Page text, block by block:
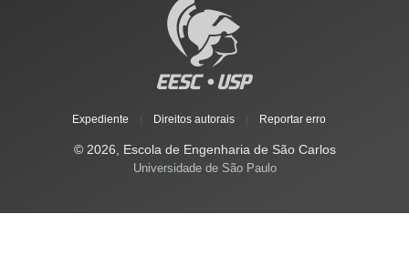
Expediente Direitos autorais Reportar erro
© 2026, Escola de Engenharia de São Carlos
Universidade de São Paulo